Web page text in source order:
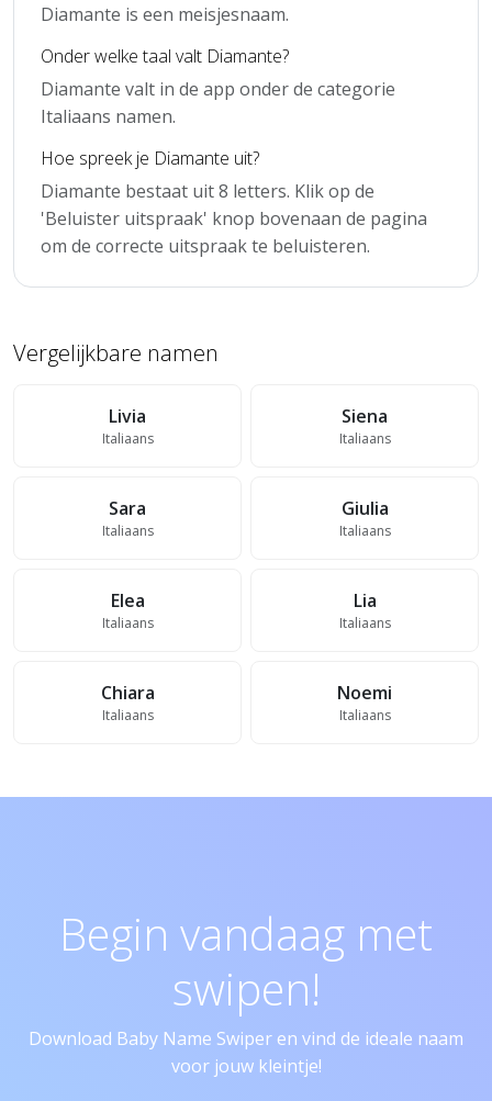
Diamante is een meisjesnaam.
Onder welke taal valt Diamante?
Diamante valt in de app onder de categorie
Italiaans namen.
Hoe spreek je Diamante uit?
Diamante bestaat uit 8 letters. Klik op de
'Beluister uitspraak' knop bovenaan de pagina
om de correcte uitspraak te beluisteren.
Vergelijkbare namen
Livia
Italiaans
Siena
Italiaans
Sara
Italiaans
Giulia
Italiaans
Elea
Italiaans
Lia
Italiaans
Chiara
Italiaans
Noemi
Italiaans
Begin vandaag met
swipen!
Download Baby Name Swiper en vind de ideale naam
voor jouw kleintje!